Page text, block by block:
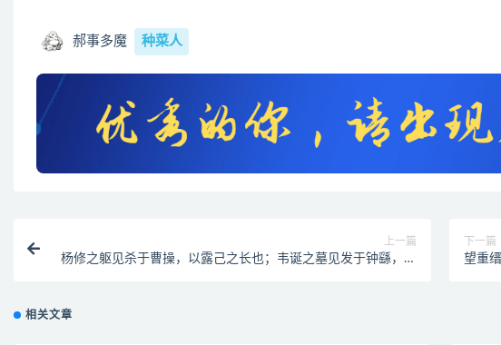
郝事多魔 种菜人
上一篇
杨修之躯见杀于曹操，以露己之长也；韦诞之墓见发于钟繇，以
下一篇
望重
相关文章